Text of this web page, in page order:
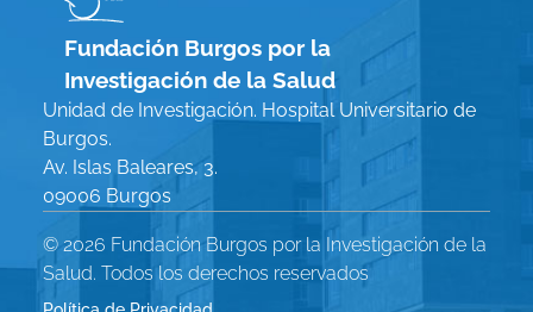
Fundación Burgos por la
Investigación de la Salud
Unidad de Investigación. Hospital Universitario de
Burgos.
Av. Islas Baleares, 3.
09006 Burgos
© 2026 Fundación Burgos por la Investigación de la
Salud. Todos los derechos reservados